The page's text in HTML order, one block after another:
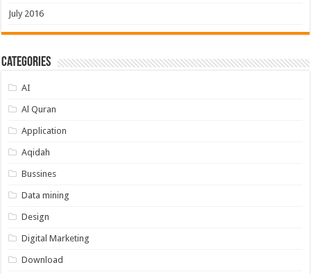
July 2016
Categories
AI
Al Quran
Application
Aqidah
Bussines
Data mining
Design
Digital Marketing
Download